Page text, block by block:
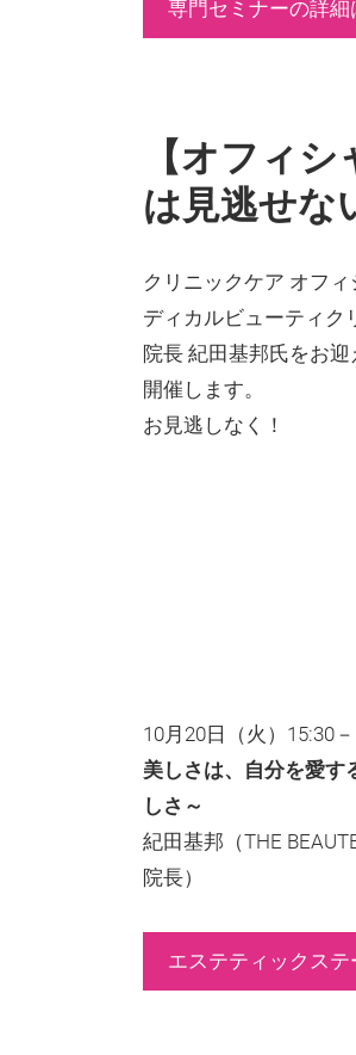
専門セミナーの詳細
【オフィ
は見逃せな
クリニックケア オフ
ディカルビューティク
院長 紀田基邦氏をお
開催します。
お見逃しなく！
10月20日（火）15:30
美しさは、自分を愛す
しさ～
紀田基邦（THE
院長）
エステティックス